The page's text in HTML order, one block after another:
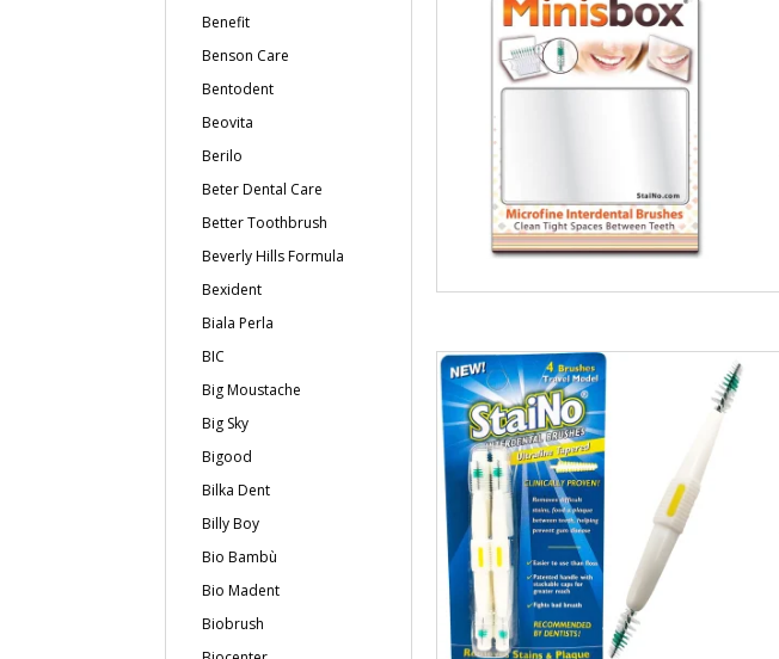
Benefit
Benson Care
Bentodent
Beovita
Berilo
Beter Dental Care
Better Toothbrush
Beverly Hills Formula
Bexident
Biala Perla
BIC
Big Moustache
Big Sky
Bigood
Bilka Dent
Billy Boy
Bio Bambù
Bio Madent
Biobrush